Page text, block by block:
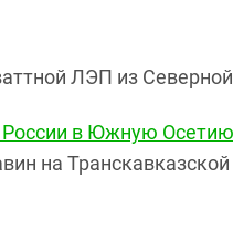
ЛЭП из
России в Южную
на Транскавказской